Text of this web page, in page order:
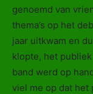
genoemd van
thema’s op het
jaar uitkwam en
klopte, het
band werd op
viel me op dat het